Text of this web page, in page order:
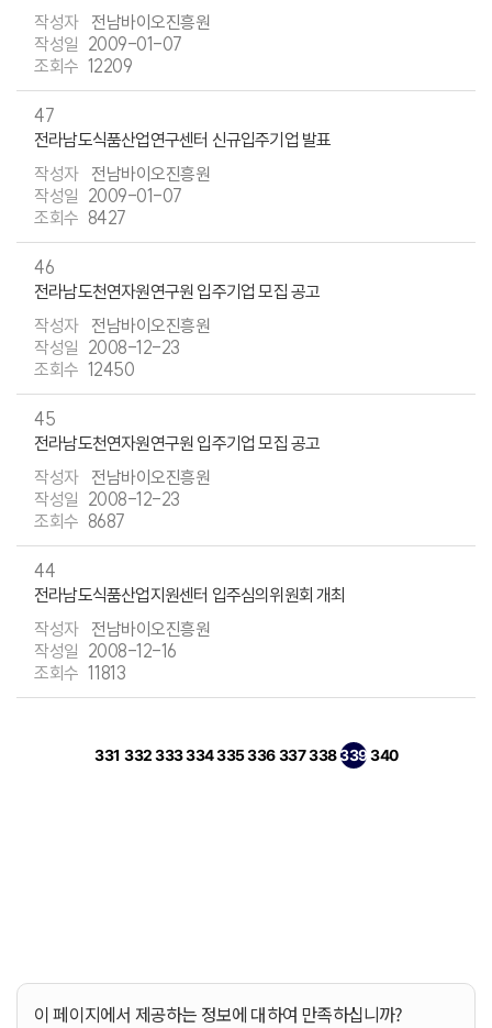
전남바이오진흥원
2009-01-07
12209
47
전라남도식품산업연구센터 신규입주기업 발표
전남바이오진흥원
2009-01-07
8427
46
전라남도천연자원연구원 입주기업 모집 공고
전남바이오진흥원
2008-12-23
12450
45
전라남도천연자원연구원 입주기업 모집 공고
전남바이오진흥원
2008-12-23
8687
44
전라남도식품산업지원센터 입주심의위원회 개최
전남바이오진흥원
2008-12-16
11813
331
페이지
332
페이지
333
페이지
334
페이지
335
페이지
336
페이지
337
페이지
338
페이지열린
339
페이지
340
페이지
이 페이지에서 제공하는 정보에 대하여 만족하십니까?